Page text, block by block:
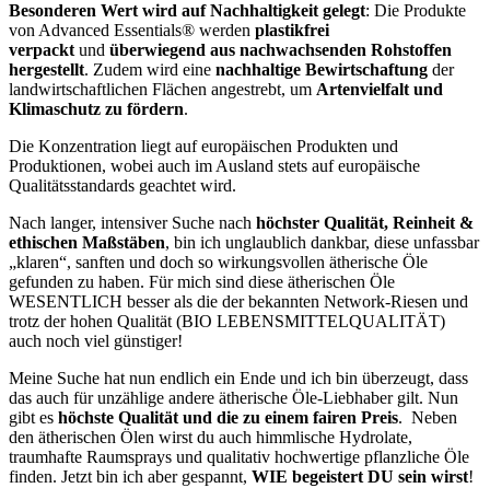
Besonderen Wert wird auf Nachhaltigkeit gelegt: Die Produkte
von Advanced Essentials® werden plastikfrei
verpackt und überwiegend aus nachwachsenden Rohstoffen
hergestellt. Zudem wird eine nachhaltige Bewirtschaftung der
landwirtschaftlichen Flächen angestrebt, um Artenvielfalt und
Klimaschutz zu fördern.
Die Konzentration liegt auf europäischen Produkten und
Produktionen, wobei auch im Ausland stets auf europäische
Qualitätsstandards geachtet wird.
Nach langer, intensiver Suche nach höchster Qualität, Reinheit &
ethischen Maßstäben, bin ich unglaublich dankbar, diese unfassbar
„klaren“, sanften und doch so wirkungsvollen ätherische Öle
gefunden zu haben. Für mich sind diese ätherischen Öle
WESENTLICH besser als die der bekannten Network-Riesen und
trotz der hohen Qualität (BIO LEBENSMITTELQUALITÄT)
auch noch viel günstiger!
Meine Suche hat nun endlich ein Ende und ich bin überzeugt, dass
das auch für unzählige andere ätherische Öle-Liebhaber gilt. Nun
gibt es höchste Qualität und die zu einem fairen Preis. Neben
den ätherischen Ölen wirst du auch himmlische Hydrolate,
traumhafte Raumsprays und qualitativ hochwertige pflanzliche Öle
finden. Jetzt bin ich aber gespannt, WIE begeistert DU sein wirst!